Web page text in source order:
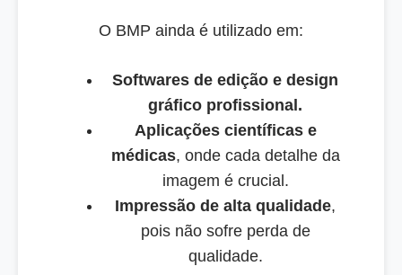
O BMP ainda é utilizado em:
Softwares de edição e design
gráfico profissional.
Aplicações científicas e
médicas, onde cada detalhe da
imagem é crucial.
Impressão de alta qualidade,
pois não sofre perda de
qualidade.